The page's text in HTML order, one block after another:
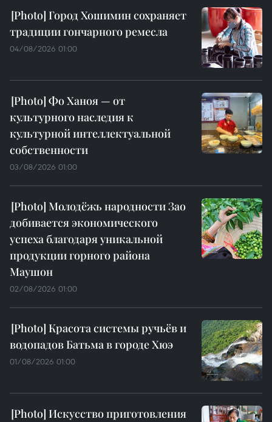
Город Хошимин сохраняет
традиции гончарного ремесла
04/08/2026 01:00
Фо Ханоя — от
культурного наследия к
культурной интеллектуальной
собственности
03/08/2026 01:00
Молодёжь народности Зао
добивается экономического
успеха благодаря уникальной
продукции горного района
Маушон
02/08/2026 01:00
Красота системы ручьёв и
водопадов Батьма в городе Хюэ
01/08/2026 01:00
Искусство приготовления